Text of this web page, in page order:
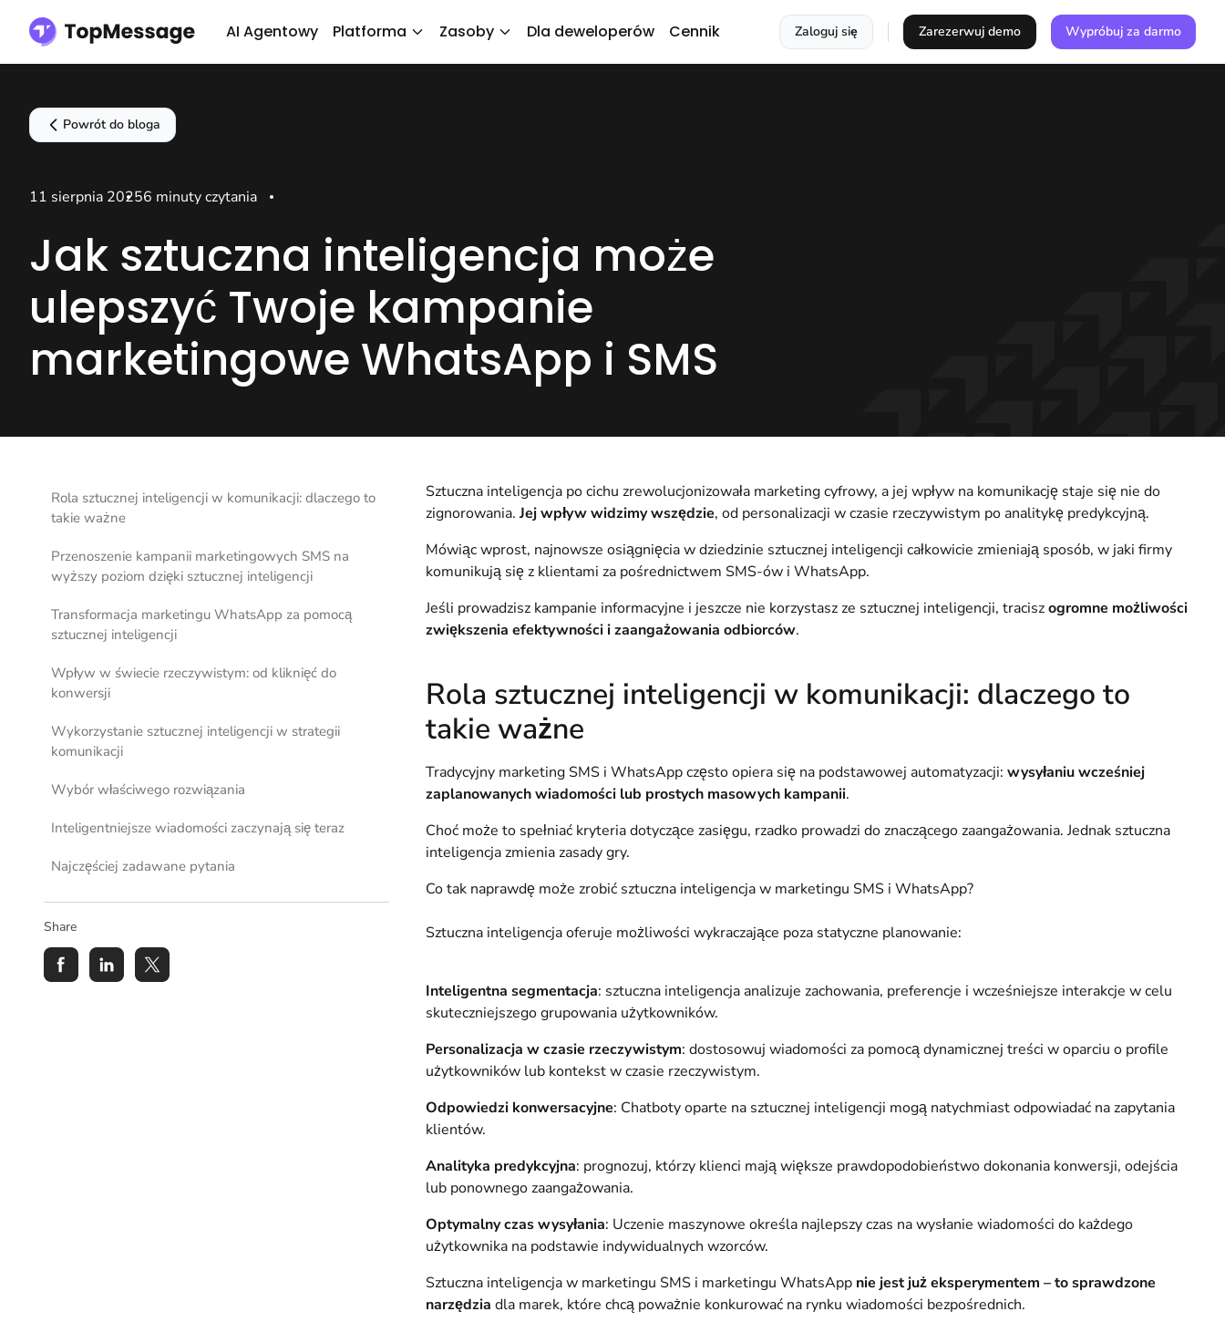
AI Agentowy Platforma Zasoby Dla deweloperów Cennik Zaloguj się Zarezerwuj demo Wypróbuj za darmo
Powrót do bloga
11 sierpnia 20256 minuty czytania
Jak sztuczna inteligencja może
ulepszyć Twoje kampanie
marketingowe WhatsApp i SMS
Rola sztucznej inteligencji w komunikacji: dlaczego to
takie ważne
Przenoszenie kampanii marketingowych SMS na
wyższy poziom dzięki sztucznej inteligencji
Transformacja marketingu WhatsApp za pomocą
sztucznej inteligencji
Wpływ w świecie rzeczywistym: od kliknięć do
konwersji
Wykorzystanie sztucznej inteligencji w strategii
komunikacji
Wybór właściwego rozwiązania
Inteligentniejsze wiadomości zaczynają się teraz
Najczęściej zadawane pytania
Share
Sztuczna inteligencja po cichu zrewolucjonizowała marketing cyfrowy, a jej wpływ na komunikację staje się nie do
zignorowania. Jej wpływ widzimy wszędzie, od personalizacji w czasie rzeczywistym po analitykę predykcyjną.
Mówiąc wprost, najnowsze osiągnięcia w dziedzinie sztucznej inteligencji całkowicie zmieniają sposób, w jaki firmy
komunikują się z klientami za pośrednictwem SMS-ów i WhatsApp.
Jeśli prowadzisz kampanie informacyjne i jeszcze nie korzystasz ze sztucznej inteligencji, traciszogromne możliwości
zwiększenia efektywności i zaangażowania odbiorców.
Rola sztucznej inteligencji w komunikacji: dlaczego to
takie ważne
Tradycyjny marketing SMS i WhatsApp często opiera się na podstawowej automatyzacji: wysyłaniu wcześniej
zaplanowanych wiadomości lub prostych masowych kampanii.
Choć może to spełniać kryteria dotyczące zasięgu, rzadko prowadzi do znaczącego zaangażowania. Jednak sztuczna
inteligencja zmienia zasady gry.
Co tak naprawdę może zrobić sztuczna inteligencja w marketingu SMS i WhatsApp?
Sztuczna inteligencja oferuje możliwości wykraczające poza statyczne planowanie:
Inteligentna segmentacja: sztuczna inteligencja analizuje zachowania, preferencje i wcześniejsze interakcje w celu
skuteczniejszego grupowania użytkowników.
Personalizacja w czasie rzeczywistym: dostosowuj wiadomości za pomocą dynamicznej treści w oparciu o profile
użytkowników lub kontekst w czasie rzeczywistym.
Odpowiedzi konwersacyjne: Chatboty oparte na sztucznej inteligencji mogą natychmiast odpowiadać na zapytania
klientów.
Analityka predykcyjna: prognozuj, którzy klienci mają większe prawdopodobieństwo dokonania konwersji, odejścia
lub ponownego zaangażowania.
Optymalny czas wysyłania: Uczenie maszynowe określa najlepszy czas na wysłanie wiadomości do każdego
użytkownika na podstawie indywidualnych wzorców.
Sztuczna inteligencja w marketingu SMS i marketingu WhatsApp nie jest już eksperymentem – to sprawdzone
narzędzia dla marek, które chcą poważnie konkurować na rynku wiadomości bezpośrednich.